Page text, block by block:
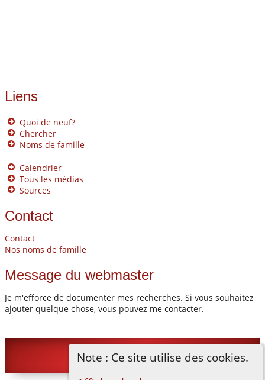
Note : Ce site utilise des cookies.
Liens
Quoi de neuf?
Chercher
Noms de famille
Calendrier
Tous les médias
Sources
Contact
Contact
Nos noms de famille
Message du webmaster
Je m'efforce de documenter mes recherches. Si vous souhaitez
ajouter quelque chose, vous pouvez me contacter.
©2026